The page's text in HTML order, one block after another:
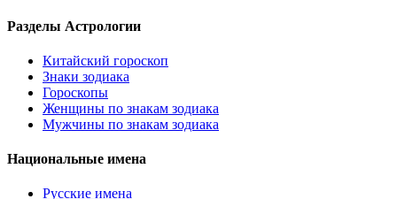
Разделы Астрологии
Китайский гороскоп
Знаки зодиака
Гороскопы
Женщины по знакам зодиака
Мужчины по знакам зодиака
Национальные имена
Русские имена